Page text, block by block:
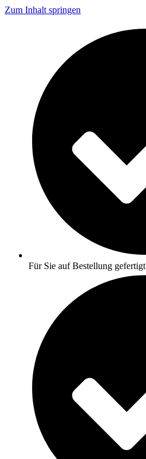
Zum Inhalt springen
Für Sie auf Bestellung gefertigt